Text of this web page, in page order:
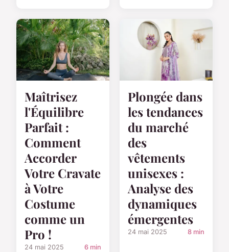
Maîtrisez
l'Équilibre
Parfait :
Comment
Accorder
Votre Cravate
à Votre
Costume
comme un
Pro !
24 mai 2025 6 min
Plongée dans
les tendances
du marché
des
vêtements
unisexes :
Analyse des
dynamiques
émergentes
24 mai 2025 8 min